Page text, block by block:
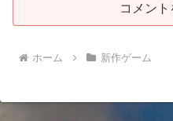
コメン
ホーム 新作ゲーム